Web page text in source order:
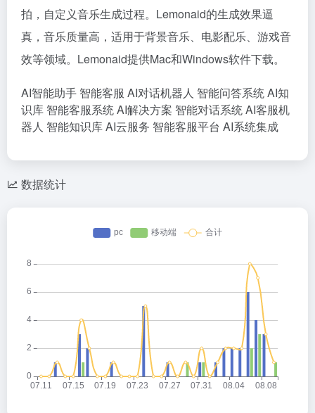
拍，自定义音乐生成过程。Lemonaid的生成效果逼
真，音乐质量高，适用于背景音乐、电影配乐、游戏音
效等领域。Lemonaid提供Mac和Windows软件下载。
AI智能助手 智能客服 AI对话机器人 智能问答系统AI知
识库 智能客服系统AI解决方案 智能对话系统AI客服机
器人 智能知识库AI云服务 智能客服平台 AI系统集成
数据统计